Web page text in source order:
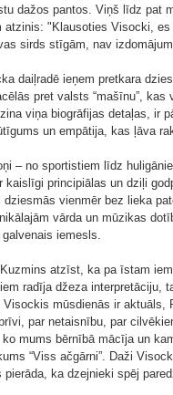
dažos pantos. Viņš līdz pat
atzinis: "Klausoties Visocki,
sirds stīgām, nav
daiļradē ieņem pretkara
pret valsts “mašīnu”,
viņa biogrāfijas detaļas, ir
un empātija, kas ļāva
– no sportistiem līdz
kaislīgi principiālas un dziļi
vienmēr bez lieka
vārda un mūzikas
iemesls.
atzīst, ka pa īstam
radīja džeza interpretāciju,
mūsdienās ir aktuāls,
par netaisnību, par
mums bērnībā mācīja un
“Viss ačgārni”. Daži
ka dzejnieki spēj